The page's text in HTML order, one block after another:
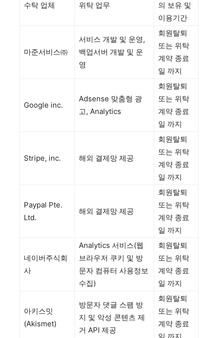
수탁 업체 위탁 업무
의 보유 및
이용기간
마준서비스㈜
서비스 개발 및 운영,
백업서버 개발 및 운
영
회원탈퇴
또는 위탁
계약 종료
일 까지
Google inc.
Adsense 맞춤형 광
고, Analytics
회원탈퇴
또는 위탁
계약 종료
일 까지
Stripe, inc. 해외 결제망 제공
회원탈퇴
또는 위탁
계약 종료
일 까지
Paypal Pte.
Ltd.
해외 결제망 제공
회원탈퇴
또는 위탁
계약 종료
일 까지
네이버주식회
사
Analytics 서비스(웹
브라우저 쿠키 및 방
문자 컴퓨터 사용정보
수집)
회원탈퇴
또는 위탁
계약 종료
일 까지
아키스밋
(Akismet)
방문자 댓글 스팸 방
지 및 악성 콘텐츠 제
거 API 제공
회원탈퇴
또는 위탁
계약 종료